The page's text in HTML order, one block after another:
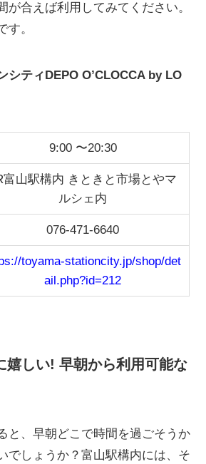
が合えば利用してみてください。
す。
ティDEPO O’CLOCCA by LO
9:00 〜20:30
富山駅構内 きときと市場とやマ
ルシェ内
076-471-6640
toyama-stationcity.jp/shop/det
ail.php?id=212
嬉しい! 早朝から利用可能な
と、早朝どこで時間を過ごそうか
でしょうか？富山駅構内には、そ